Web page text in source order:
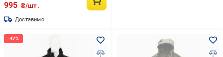
995 ₴/шт.
Доставимо